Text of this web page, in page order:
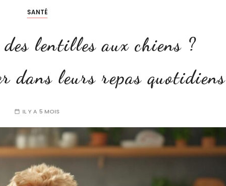
SANTÉ
lentilles aux chiens ?
dans leurs repas quotidiens
IL Y A 5 MOIS